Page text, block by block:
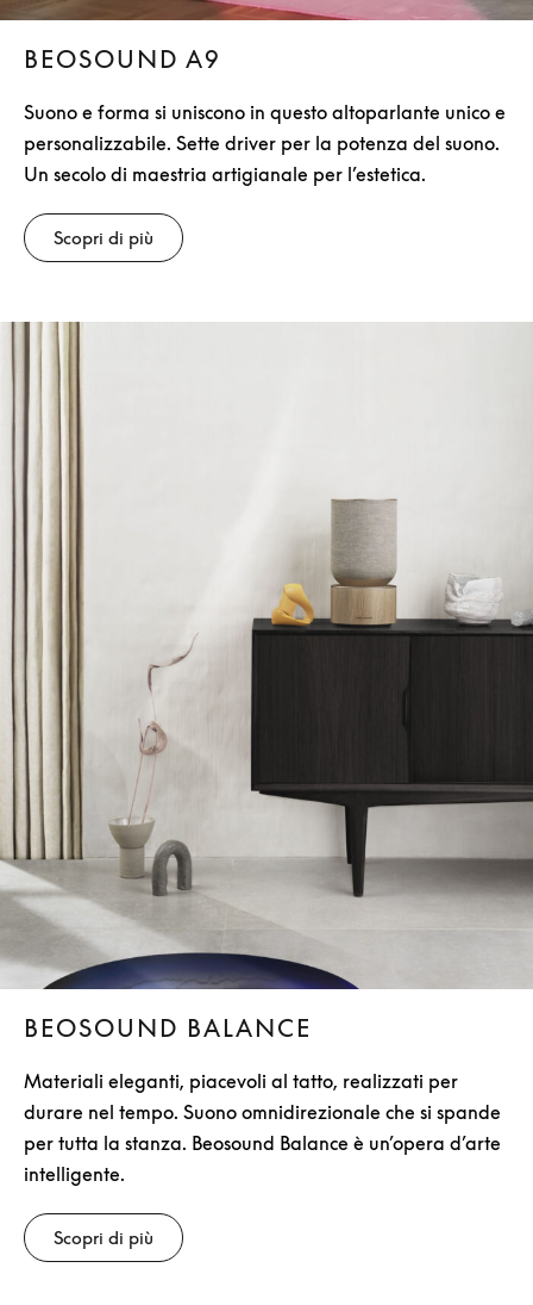
BEOSOUND A9
Suono e forma si uniscono in questo altoparlante unico e
personalizzabile. Sette driver per la potenza del suono.
Un secolo di maestria artigianale per l’estetica.
Scopri di più
BEOSOUND BALANCE
Materiali eleganti, piacevoli al tatto, realizzati per
durare nel tempo. Suono omnidirezionale che si spande
per tutta la stanza. Beosound Balance è un’opera d’arte
intelligente.
Scopri di più